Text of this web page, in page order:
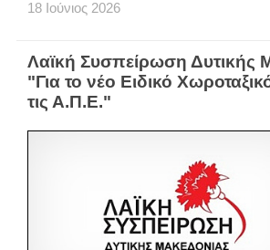
18 Ιούνιος 2026
Λαϊκή Συσπείρωση Δυτικής
"Για το νέο Ειδικό
τις Α.Π.Ε."